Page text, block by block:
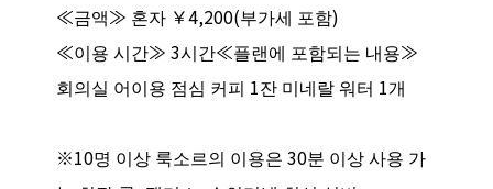
≪금액≫ 혼자 ￥4,200(부가세 포함)
≪이용 시간≫ 3시간≪플랜에 포함되는 내용≫
회의실 어이용 점심 커피 1잔 미네랄 워터 1개
※10명 이상 룩소르의 이용은 30분 이상 사용 가